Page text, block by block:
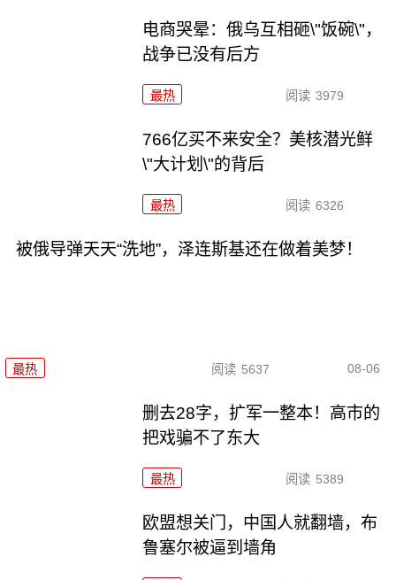
电商哭晕：俄乌互相砸\"饭碗\"，
战争已没有后方
最热 阅读 3979
766亿买不来安全？美核潜光鲜
\"大计划\"的背后
最热 阅读 6326
被俄导弹天天“洗地”，泽连斯基还在做着美梦！
最热 阅读 5637 08-06
删去28字，扩军一整本！高市的
把戏骗不了东大
最热 阅读 5389
欧盟想关门，中国人就翻墙，布
鲁塞尔被逼到墙角